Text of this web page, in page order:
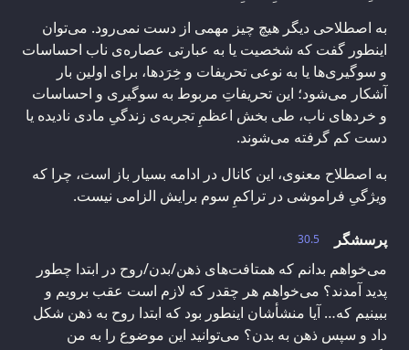
به اصطلاحی دیگر هیچ چیز مهمی از دست نمی‌رود. می‌توان
اینطور گفت که شخصیت یا به عبارتی عصاره‌ی ناب احساسات
و سوگیری‌ها یا به نوعی تحریفات و خِرَدها، برای اولین بار
آشکار می‌شود؛ این تحریفاتِ مربوط به سوگیری‌ و احساسات
و خردهای ناب، طی بخش اعظمِ تجربه‌ی زندگیِ مادی نادیده یا
دست کم گرفته می‌شوند.
به اصطلاح معنوی، این کانال در ادامه بسیار باز است، چرا که
ویژگی‌ِ فراموشی در تراکمِ سوم برایش الزامی نیست.
30.5
پرسشگر
می‌خواهم بدانم که همتافت‌های ذهن/بدن/روح در ابتدا چطور
پدید آمدند؟ می‌خواهم هر چقدر که لازم است عقب برویم و
ببینیم که… آیا منشأشان اینطور بود که ابتدا روح به ذهن شکل
داد و سپس ذهن به بدن؟ می‌توانید این موضوع را به من